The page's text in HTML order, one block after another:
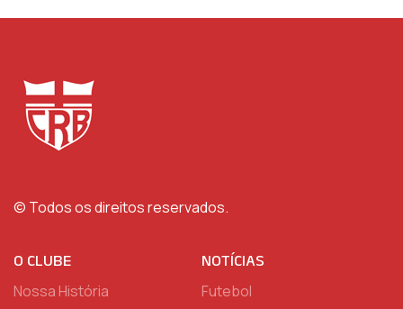
© Todos os direitos reservados.
O CLUBE
Nossa História
NOTÍCIAS
Futebol